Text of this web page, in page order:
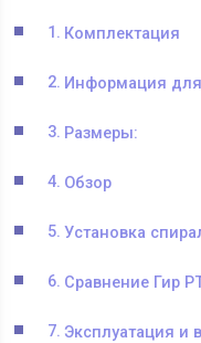
Комплектация
Информация
Размеры:
Обзор
Установка
Сравнение Гир
Эксплуатация и